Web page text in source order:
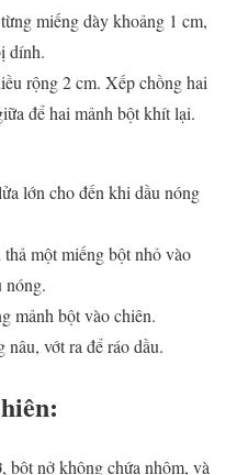
miếng dày khoảng 1 cm,
dính.
rộng 2 cm. Xếp chồng hai
để hai mảnh bột khít lại.
lớn cho đến khi dầu nóng
một miếng bột nhỏ vào
nóng.
mảnh bột vào chiên.
vớt ra để ráo dầu.
bột nở không chứa nhôm, và